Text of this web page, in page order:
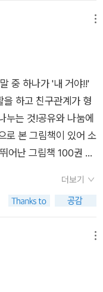
하는 도서이거 다내거
함께 읽어보기 좋은 도
굴을 찾고 재미나게 논
아이의 귀여운 마음
도 웃음을 자아내더
중 하나가 '내 거야!!'
하고 친구관계가 형
누는 것!​공유와 나눔에
로 본 그림책이 있어 소
어난 그림책 100권 중
!” 누구나 이런 말을
말을 자주 반복하기
공유하는 것은 쉽지
먼저 생기고, 함께하는
더보기